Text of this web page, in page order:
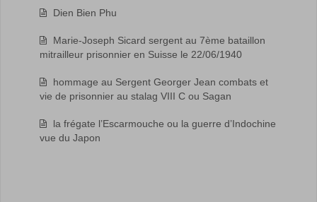
Dien Bien Phu
Marie-Joseph Sicard sergent au 7ème bataillon
mitrailleur prisonnier en Suisse le 22/06/1940
hommage au Sergent Georger Jean combats et
vie de prisonnier au stalag VIII C ou Sagan
la frégate l’Escarmouche ou la guerre d’Indochine
vue du Japon